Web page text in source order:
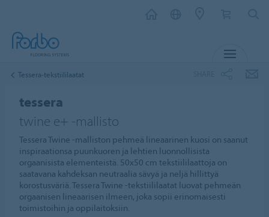
Tessera-tekstiililaatat
tessera
twine e+ -mallisto
Tessera Twine -malliston pehmeä lineaarinen kuosi on saanut
inspiraationsa puunkuoren ja lehtien luonnollisista
orgaanisista elementeistä. 50x50 cm tekstiililaattoja on
saatavana kahdeksan neutraalia sävyä ja neljä hillittyä
korostusväriä. Tessera Twine -tekstiililaatat luovat pehmeän
orgaanisen lineaarisen ilmeen, joka sopii erinomaisesti
toimistoihin ja oppilaitoksiin.